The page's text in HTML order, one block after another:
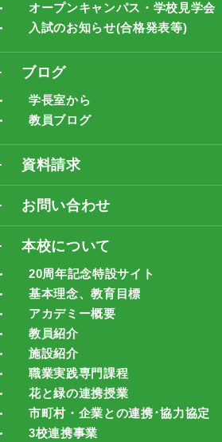
オープンキャンパス・学校見学会
入試のお知らせ(合格発表等)
ブログ
学長室から
教員ブログ
資料請求
お問い合わせ
本校について
20周年記念特設サイト
基本理念、教育目標
アカデミー概要
教員紹介
施設紹介
職業実践専門課程
花と緑の連携授業
市町村・企業との連携･協力協定
3校連携事業